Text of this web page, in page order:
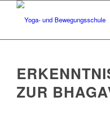
ZUR